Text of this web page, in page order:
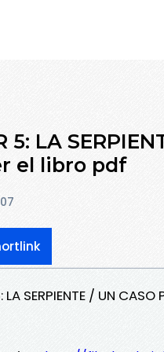
5: LA
el libro pdf
LA SERPIENTE / UN